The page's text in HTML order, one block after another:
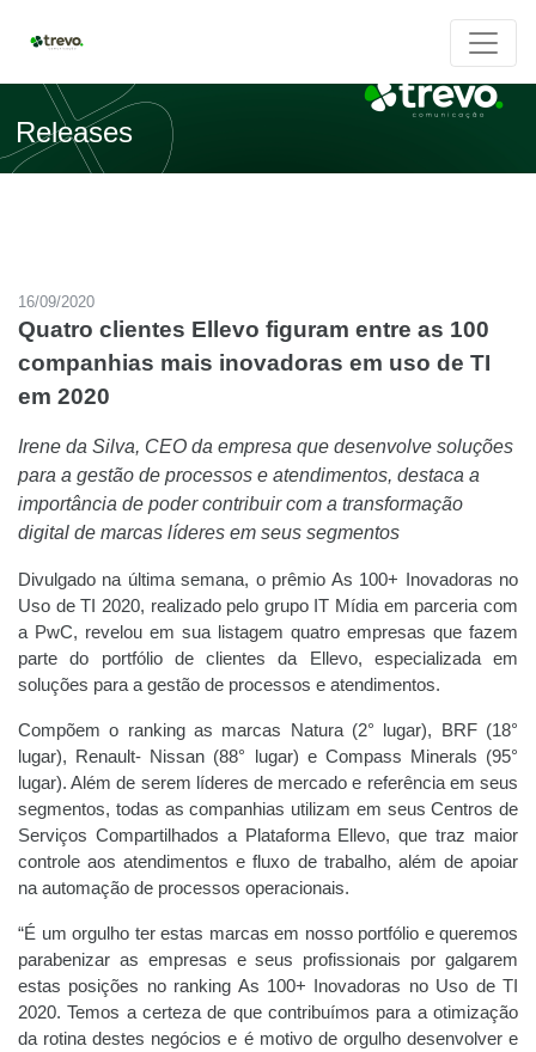
Releases
16/09/2020
Quatro clientes Ellevo figuram entre as 100
companhias mais inovadoras em uso de TI
em 2020
Irene da Silva, CEO da empresa que desenvolve soluções
para a gestão de processos e atendimentos, destaca a
importância de poder contribuir com a transformação
digital de marcas líderes em seus segmentos
Divulgado na última semana, o prêmio As 100+ Inovadoras no
Uso de TI 2020, realizado pelo grupo IT Mídia em parceria com
a PwC, revelou em sua listagem quatro empresas que fazem
parte do portfólio de clientes da Ellevo, especializada em
soluções para a gestão de processos e atendimentos.
Compõem o ranking as marcas Natura (2° lugar), BRF (18°
lugar), Renault- Nissan (88° lugar) e Compass Minerals (95°
lugar). Além de serem líderes de mercado e referência em seus
segmentos, todas as companhias utilizam em seus Centros de
Serviços Compartilhados a Plataforma Ellevo, que traz maior
controle aos atendimentos e fluxo de trabalho, além de apoiar
na automação de processos operacionais.
“É um orgulho ter estas marcas em nosso portfólio e queremos
parabenizar as empresas e seus profissionais por galgarem
estas posições no ranking As 100+ Inovadoras no Uso de TI
2020. Temos a certeza de que contribuímos para a otimização
da rotina destes negócios e é motivo de orgulho desenvolver e